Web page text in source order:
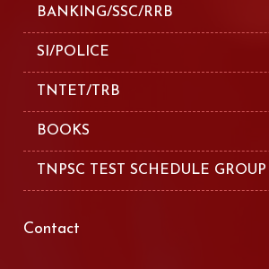
BANKING/SSC/RRB
SI/POLICE
TNTET/TRB
BOOKS
TNPSC TEST SCHEDULE GROUP
Contact